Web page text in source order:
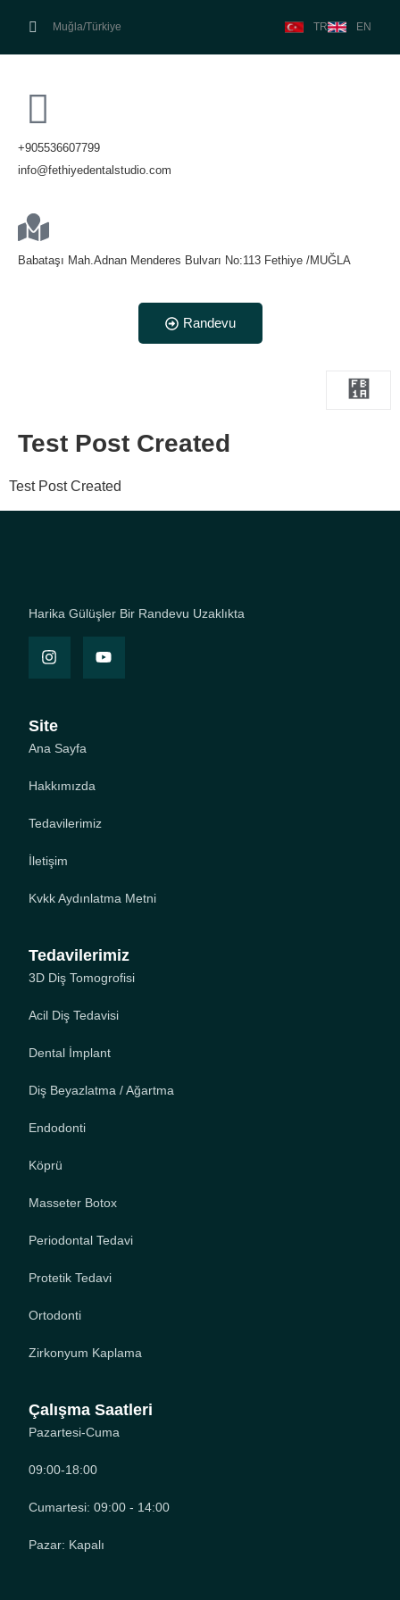
Muğla/Türkiye TR EN
+905536607799
info@fethiyedentalstudio.com
Babataşı Mah.Adnan Menderes Bulvarı No:113 Fethiye /MUĞLA
Randevu
Fethiye
Test Post Created
Test Post Created
Harika Gülüşler Bir Randevu Uzaklıkta
Site
Ana Sayfa
Hakkımızda
Tedavilerimiz
İletişim
Kvkk Aydınlatma Metni
Tedavilerimiz
3D Diş Tomogrofisi
Acil Diş Tedavisi
Dental İmplant
Diş Beyazlatma / Ağartma
Endodonti
Köprü
Masseter Botox
Periodontal Tedavi
Protetik Tedavi
Ortodonti
Zirkonyum Kaplama
Çalışma Saatleri
Pazartesi-Cuma
09:00-18:00
Cumartesi: 09:00 - 14:00
Pazar: Kapalı